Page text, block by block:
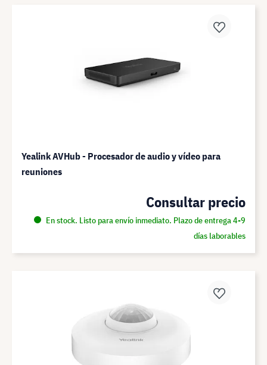
Yealink AVHub - Procesador de audio y vídeo para
reuniones
Consultar precio
En stock. Listo para envío inmediato. Plazo de entrega 4-9
días laborables